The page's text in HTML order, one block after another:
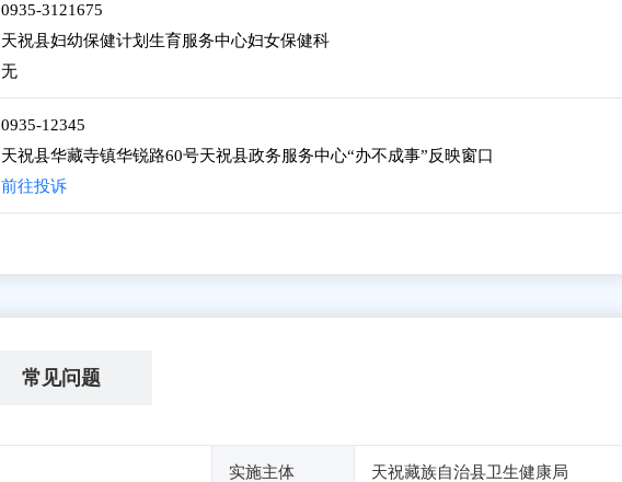
0935-3121675
天祝县妇幼保健计划生育服务中心妇女保健科
无
0935-12345
天祝县华藏寺镇华锐路60号天祝县政务服务中心“办不成事”反映窗口
前往投诉
常见问题
实施主体 天祝藏族自治县卫生健康局